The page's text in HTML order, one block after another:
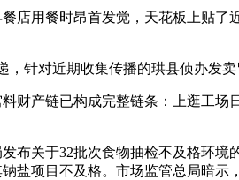
用餐时昂首发觉，天花板上贴了
针对近期收集传播的珙县侦办发卖
产链已构成完整链条：上逛工场
关于32批次食物抽检不及格环境
盐项目不及格。市场监管总局暗